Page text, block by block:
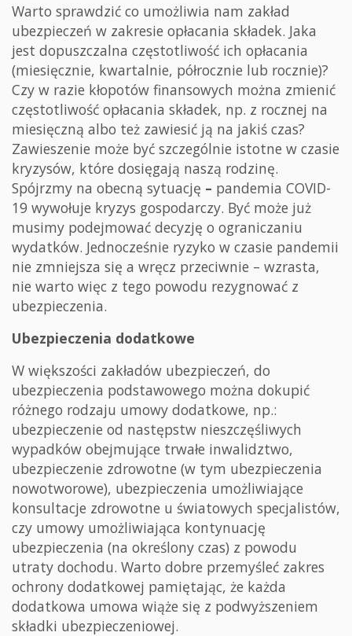
Warto sprawdzić co umożliwia nam zakład
ubezpieczeń w zakresie opłacania składek. Jaka
jest dopuszczalna częstotliwość ich opłacania
(miesięcznie, kwartalnie, półrocznie lub rocznie)?
Czy w razie kłopotów finansowych można zmienić
częstotliwość opłacania składek, np. z rocznej na
miesięczną albo też zawiesić ją na jakiś czas?
Zawieszenie może być szczególnie istotne w czasie
kryzysów, które dosięgają naszą rodzinę.
Spójrzmy na obecną sytuację – pandemia COVID-
19 wywołuje kryzys gospodarczy. Być może już
musimy podejmować decyzję o ograniczaniu
wydatków. Jednocześnie ryzyko w czasie pandemii
nie zmniejsza się a wręcz przeciwnie – wzrasta,
nie warto więc z tego powodu rezygnować z
ubezpieczenia.
Ubezpieczenia dodatkowe
W większości zakładów ubezpieczeń, do
ubezpieczenia podstawowego można dokupić
różnego rodzaju umowy dodatkowe, np.:
ubezpieczenie od następstw nieszczęśliwych
wypadków obejmujące trwałe inwalidztwo,
ubezpieczenie zdrowotne (w tym ubezpieczenia
nowotworowe), ubezpieczenia umożliwiające
konsultacje zdrowotne u światowych specjalistów,
czy umowy umożliwiająca kontynuację
ubezpieczenia (na określony czas) z powodu
utraty dochodu. Warto dobre przemyśleć zakres
ochrony dodatkowej pamiętając, że każda
dodatkowa umowa wiąże się z podwyższeniem
składki ubezpieczeniowej.